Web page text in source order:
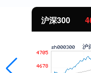
沪深300